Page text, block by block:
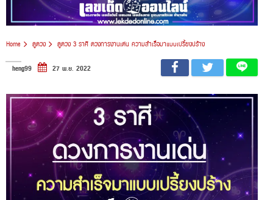
Home ดูดวง ดูดวง 3 ราศี ดวงการงานเด่น ความสำเร็จมาแบบเปรี้ยงปร้าง
heng99 27 พ.ย. 2022